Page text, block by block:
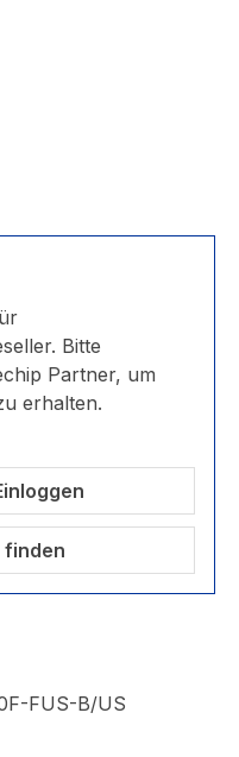
Bitte
Partner, um
erhalten.
finden
FUS-B/US